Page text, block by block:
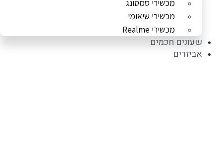
מכשירי סמסונג
מכשירי שיאומי
מכשירי Realme
שעונים חכמים
אביזרים